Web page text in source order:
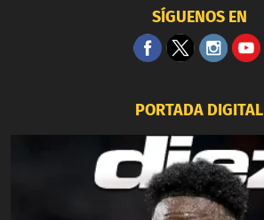
SÍGUENOS EN
PORTADA DIGITAL